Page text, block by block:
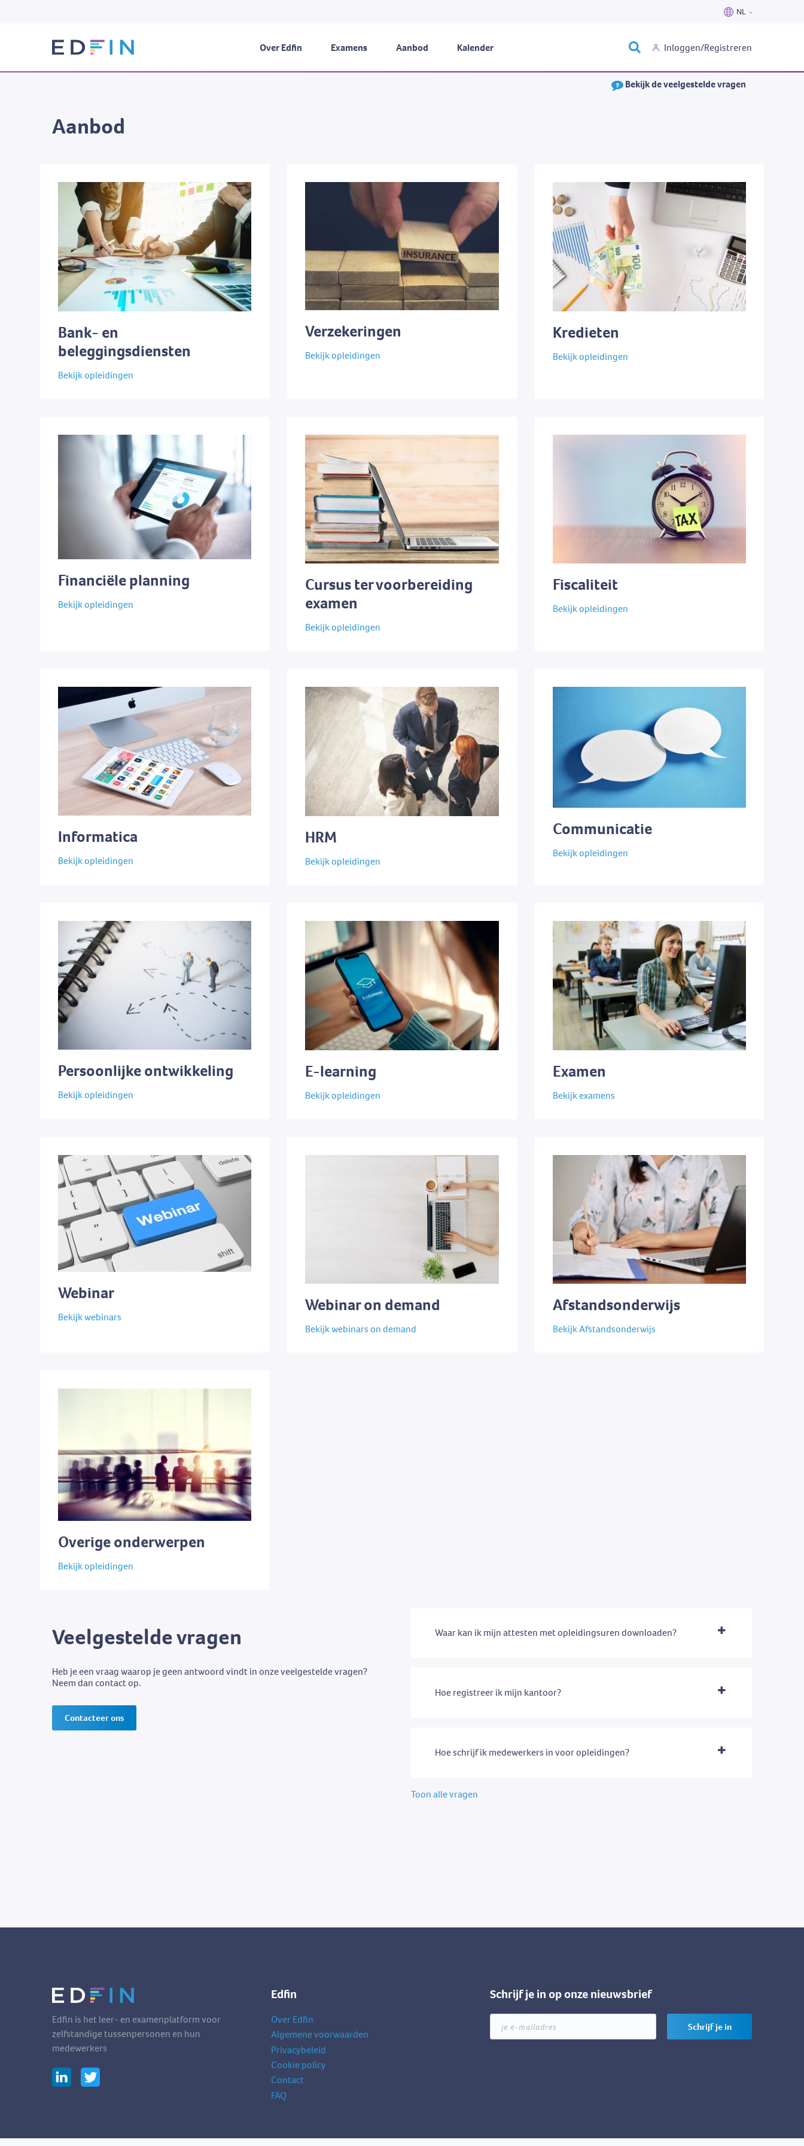
NL
Français
Over Edfin Examens Aanbod Kalender Inloggen/Registreren
Bekijk de veelgestelde vragen
Aanbod
Bank- en
beleggingsdiensten
Bekijk opleidingen
Verzekeringen
Bekijk opleidingen
Kredieten
Bekijk opleidingen
Financiële planning
Bekijk opleidingen
Cursus ter voorbereiding
examen
Bekijk opleidingen
Fiscaliteit
Bekijk opleidingen
Informatica
Bekijk opleidingen
HRM
Bekijk opleidingen
Communicatie
Bekijk opleidingen
Persoonlijke ontwikkeling
Bekijk opleidingen
E-learning
Bekijk opleidingen
Examen
Bekijk examens
Webinar
Bekijk webinars
Webinar on demand
Bekijk webinars on demand
Afstandsonderwijs
Bekijk Afstandsonderwijs
Overige onderwerpen
Bekijk opleidingen
Veelgestelde vragen
Heb je een vraag waarop je geen antwoord vindt in onze veelgestelde vragen?
Neem dan contact op.
Contacteer ons
Waar kan ik mijn attesten met opleidingsuren downloaden?
Hoe registreer ik mijn kantoor?
Hoe schrijf ik medewerkers in voor opleidingen?
Toon alle vragen
Edfin is het leer- en examenplatform voor
zelfstandige tussenpersonen en hun
medewerkers
Edfin
Over Edfin
Algemene voorwaarden
Privacybeleid
Cookie policy
Contact
FAQ
Schrijf je in op onze nieuwsbrief
mailadres
Schrijf je in